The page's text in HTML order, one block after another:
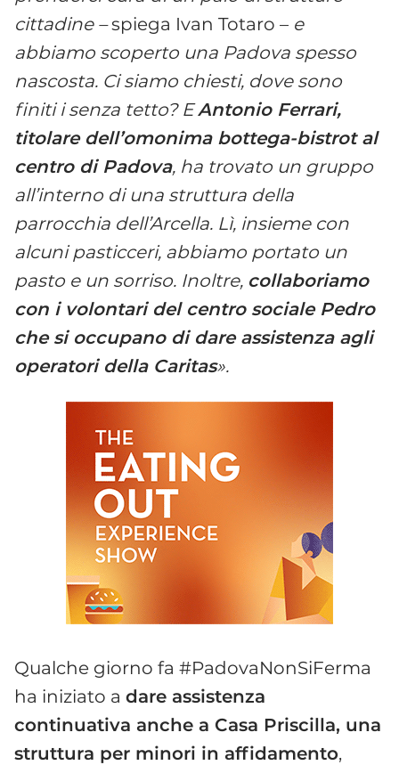
cittadine –spiega Ivan Totaro – e
abbiamo scoperto una Padova spesso
nascosta. Ci siamo chiesti, dove sono
finiti i senza tetto? EAntonio Ferrari,
titolare dell’omonima bottega-bistrot al
centro di Padova, ha trovato un gruppo
all’interno di una struttura della
parrocchia dell’Arcella. Lì, insieme con
alcuni pasticceri, abbiamo portato un
pasto e un sorriso. Inoltre, collaboriamo
con i volontari del centro sociale Pedro
che si occupano di dare assistenza agli
operatori della Caritas».
Qualche giorno fa #PadovaNonSiFerma
ha iniziato a dare assistenza
continuativa anche a Casa Priscilla, una
struttura per minori in affidamento,